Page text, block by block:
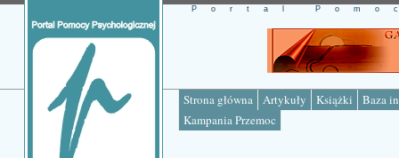
Strona główna Artykuły Książki
Baza
Kampania Przemoc
Portal